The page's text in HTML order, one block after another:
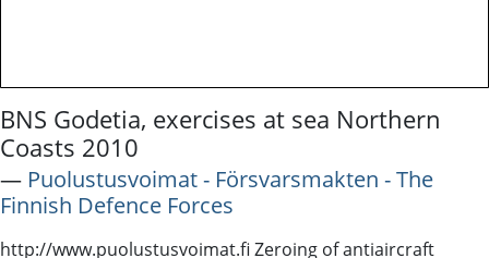
BNS Godetia, exercises at sea Northern
Coasts 2010
― Puolustusvoimat - Försvarsmakten - The
Finnish Defence Forces
http://www.puolustusvoimat.fi Zeroing of antiaircraft